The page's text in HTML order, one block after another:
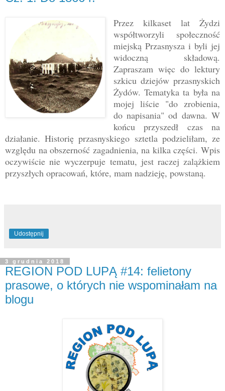
Przez kilkaset lat Żydzi
współtworzyli społeczność
miejską Przasnysza i byli jej
widoczną składową.
Zapraszam więc do lektury
szkicu dziejów przasnyskich
Żydów. Tematyka ta była na
mojej liście "do zrobienia,
do napisania" od dawna. W
końcu przyszedł czas na
działanie. Historię przasnyskiego sztetla podzieliłam, ze
względu na obszerność zagadnienia, na kilka części. Wpis
oczywiście nie wyczerpuje tematu, jest raczej zalążkiem
przyszłych opracowań, które, mam nadzieję, powstaną.
Udostępnij
3 grudnia 2018
REGION POD LUPĄ #14: felietony
prasowe, o których nie wspominałam na
blogu